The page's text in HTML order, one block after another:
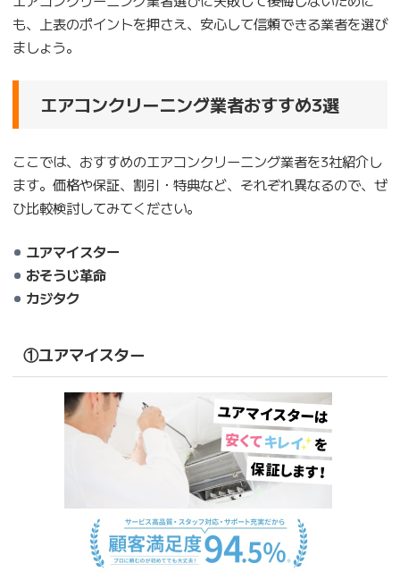
も、上表のポイントを押さえ、安心して信頼できる業者を選び
ましょう。
エアコンクリーニング業者おすすめ3選
ここでは、おすすめのエアコンクリーニング業者を3社紹介し
ます。価格や保証、割引・特典など、それぞれ異なるので、ぜ
ひ比較検討してみてください。
ユアマイスター
おそうじ革命
カジタク
①ユアマイスター